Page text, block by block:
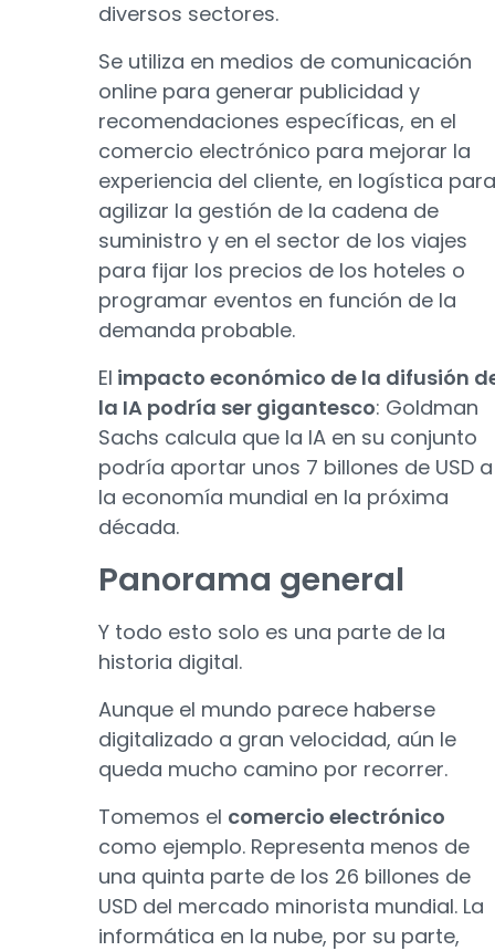
diversos sectores.
Se utiliza en medios de comunicación
online para generar publicidad y
recomendaciones específicas, en el
comercio electrónico para mejorar la
experiencia del cliente, en logística para
agilizar la gestión de la cadena de
suministro y en el sector de los viajes
para fijar los precios de los hoteles o
programar eventos en función de la
demanda probable.
El impacto económico de la difusión
la IA podría ser gigantesco: Goldman
Sachs calcula que la IA en su conjunto
podría aportar unos 7 billones de USD a
la economía mundial en la próxima
década.
Panorama general
Y todo esto solo es una parte de la
historia digital.
Aunque el mundo parece haberse
digitalizado a gran velocidad, aún le
queda mucho camino por recorrer.
Tomemos el comercio electrónico
como ejemplo. Representa menos de
una quinta parte de los 26 billones de
USD del mercado minorista mundial. La
informática en la nube, por su parte,